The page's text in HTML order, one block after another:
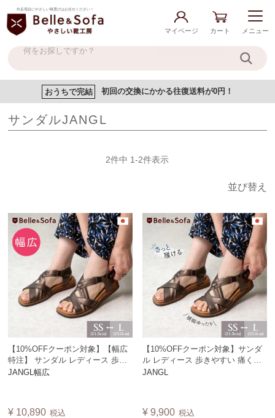
外反母趾にやさしい靴選びはお任せください！
マイページ カート メニュー
おうちで完結 初回の交換にかかる往復送料が0円！
サンダルJANGL
並び替え
2件中 1-2件表示
【10%OFFクーポン対象】【幅広
特注】 サンダル レディース 歩き
やすい 痛くない メッシュ コンフ
JANGL幅広
¥ 10,890 税込
【10%OFFクーポン対象】サンダ
ル レディース 歩きやすい 痛くな
い メッシュ コンフォート 外反母
JANGL
¥ 9,900 税込